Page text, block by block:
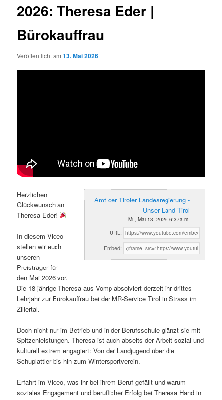
2026: Theresa Eder |
Bürokauffrau
Veröffentlicht am13. Mai 2026
Amt der Tiroler Landesregierung -
Unser Land Tirol
Mi., Mai 13, 2026 6:37a.m.
URL:
Embed:
Herzlichen
Glückwunsch an
Theresa Eder!
In diesem Video
stellen wir euch
unseren
Preisträger für
den Mai 2026 vor.
Die 18-jährige Theresa aus Vomp absolviert derzeit ihr drittes
Lehrjahr zur Bürokauffrau bei der MR-Service Tirol in Strass im
Zillertal.
Doch nicht nur im Betrieb und in der Berufsschule glänzt sie mit
Spitzenleistungen. Theresa ist auch abseits der Arbeit sozial und
kulturell extrem engagiert: Von der Landjugend über die
Schuplattler bis hin zum Wintersportverein.
Erfahrt im Video, was ihr bei ihrem Beruf gefällt und warum
soziales Engagement und beruflicher Erfolg bei Theresa Hand in